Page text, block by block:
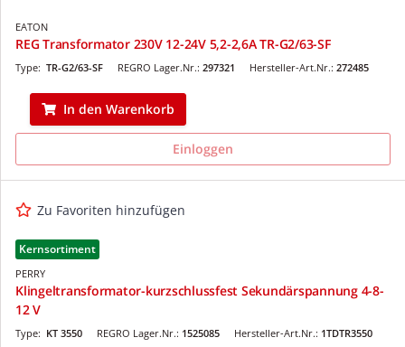
EATON
REG Transformator 230V 12-24V 5,2-2,6A TR-G2/63-SF
REGRO Lager.Nr.: 297321
Type: TR-G2/63-SF Hersteller-Art.Nr.: 272485
In den Warenkorb
Einloggen
Zu Favoriten hinzufügen
Kernsortiment
PERRY
Klingeltransformator-kurzschlussfest Sekundärspannung 4-8-
12 V
REGRO Lager.Nr.: 1525085
Type: KT 3550 Hersteller-Art.Nr.: 1TDTR3550